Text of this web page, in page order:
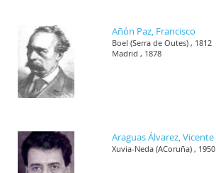
Añón Paz, Francisco
Boel (Serra de Outes) , 1812
Madrid , 1878
Araguas Álvarez, Vicente
Xuvia-Neda (ACoruña) , 1950